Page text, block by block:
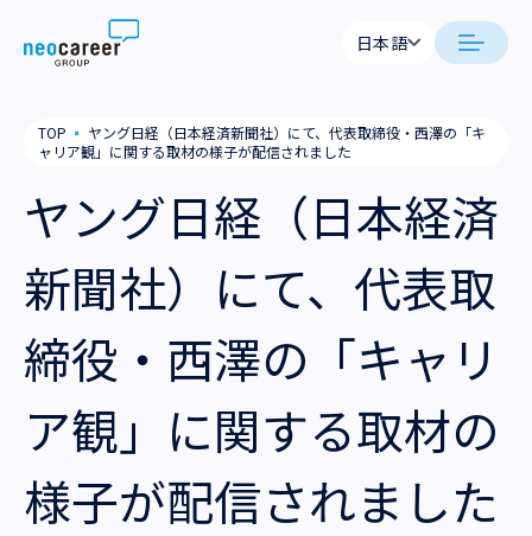
Skip to content
neocareer について
私たちの考え方
就労支援
業務支援
会社概要
役員一覧
拠点一覧
グループ会社
サステナビリティ
採用情報
日本語
TOP ▪ ヤング日経（日本経済新聞社）にて、代表取締役・西澤の「キ
ャリア観」に関する取材の様子が配信されました
ヤング日経（日本経済
新聞社）にて、代表取
締役・西澤の「キャリ
ア観」に関する取材の
様子が配信されました